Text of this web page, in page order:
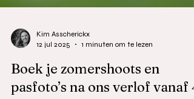
Kim Asscherickx
12 jul 2025
1 minuten om te lezen